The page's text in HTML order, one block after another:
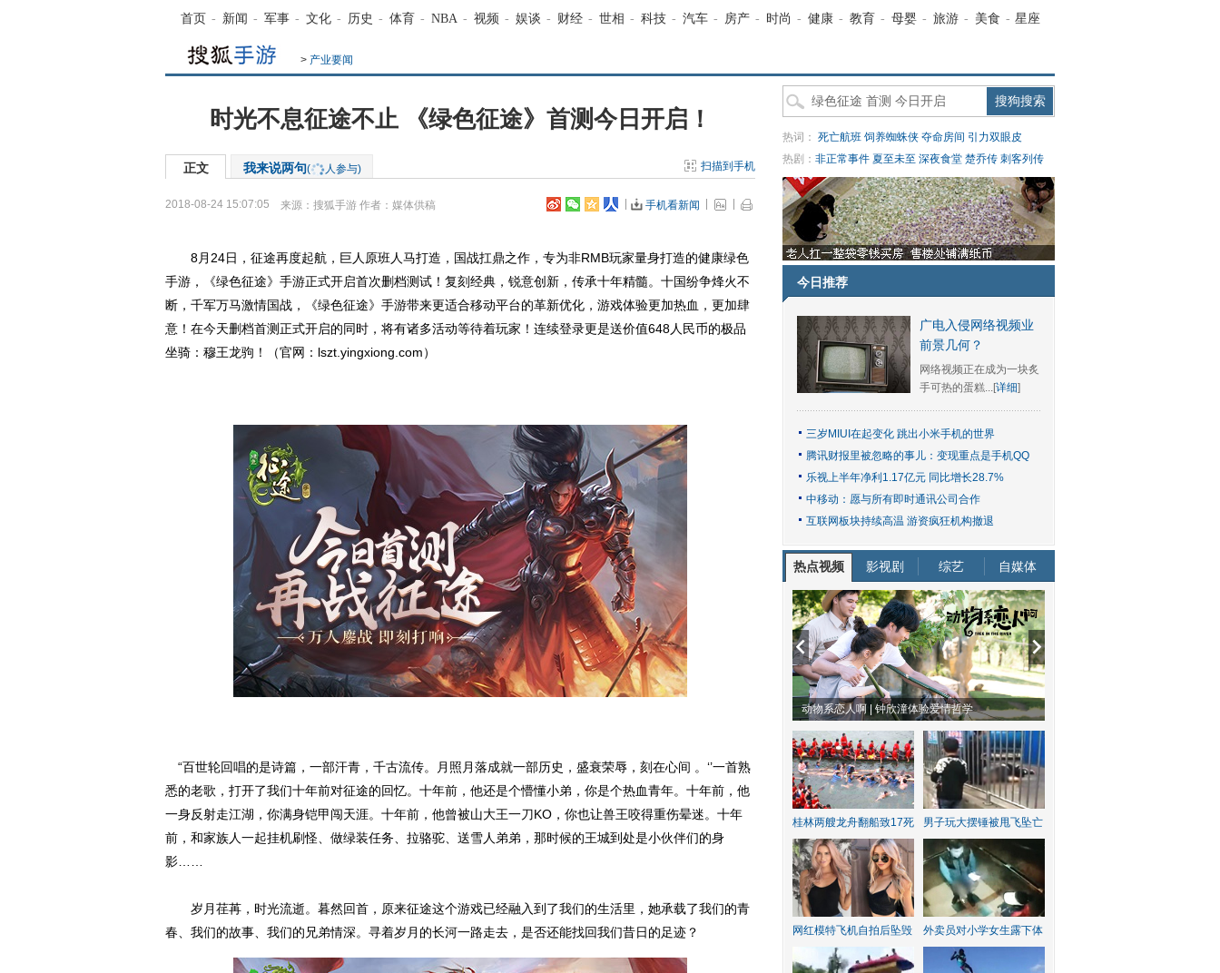
首页 - 新闻 - 军事 - 文化 - 历史 - 体育 - NBA - 视频 - 娱谈 - 财经 - 世相 - 科技 - 汽车 - 房产 - 时尚 - 健康 - 教育 - 母婴 - 旅游 - 美食 - 星座
> 产业要闻
时光不息征途不止 《绿色征途》首测今日开启！
正文 我来说两句( 人参与) 扫描到手机
2018-08-24 15:07:05 来源： 搜狐手游 作者：媒体供稿 手机看新闻
8月24日，征途再度起航，巨人原班人马打造，国战扛鼎之作，专为非RMB玩家量身打造的健康绿色
手游，《绿色征途》手游正式开启首次删档测试！复刻经典，锐意创新，传承十年精髓。十国纷争烽火不
断，千军万马激情国战，《绿色征途》手游带来更适合移动平台的革新优化，游戏体验更加热血，更加肆
意！在今天删档首测正式开启的同时，将有诸多活动等待着玩家！连续登录更是送价值648人民币的极品
坐骑：穆王龙驹！（官网：lszt.yingxiong.com）
“百世轮回唱的是诗篇，一部汗青，千古流传。月照月落成就一部历史，盛衰荣辱，刻在心间 。‘’一首熟
悉的老歌，打开了我们十年前对征途的回忆。十年前，他还是个懵懂小弟，你是个热血青年。十年前，他
一身反射走江湖，你满身铠甲闯天涯。十年前，他曾被山大王一刀KO，你也让兽王咬得重伤晕迷。十年
前，和家族人一起挂机刷怪、做绿装任务、拉骆驼、送雪人弟弟，那时候的王城到处是小伙伴们的身
影……
岁月荏苒，时光流逝。暮然回首，原来征途这个游戏已经融入到了我们的生活里，她承载了我们的青
春、我们的故事、我们的兄弟情深。寻着岁月的长河一路走去，是否还能找回我们昔日的足迹？
热词： 死亡航班 饲养蜘蛛侠 夺命房间 引力双眼皮
热剧： 非正常事件 夏至未至 深夜食堂 楚乔传 刺客列传
今日推荐
广电入侵网络视频业
前景几何？
网络视频正在成为一块炙
手可热的蛋糕...[详细]
三岁MIUI在起变化 跳出小米手机的世界
腾讯财报里被忽略的事儿：变现重点是手机QQ
乐视上半年净利1.17亿元 同比增长28.7%
中移动：愿与所有即时通讯公司合作
互联网板块持续高温 游资疯狂机构撤退
热点视频 影视剧 综艺 自媒体
动物系恋人啊 | 钟欣潼体验爱情哲学
桂林两艘龙舟翻船致17死 男子玩大摆锤被甩飞坠亡
网红模特飞机自拍后坠毁 外卖员对小学女生露下体